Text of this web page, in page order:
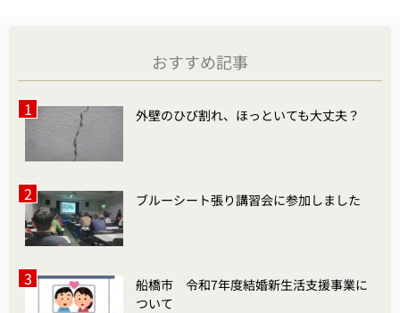
おすすめ記事
外壁のひび割れ、ほっといても大丈夫？
ブルーシート張り講習会に参加しました
船橋市 令和7年度結婚新生活支援事業に
ついて